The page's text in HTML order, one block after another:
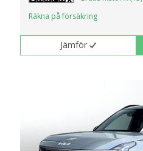
Räkna på försäkring
Jämför